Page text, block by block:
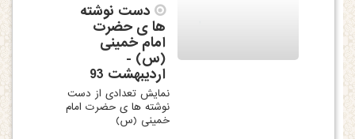
دست نوشته
ها ی حضرت
امام خمینی
(س) -
اردیبهشت 93
نمایش تعدادی از دست
نوشته ها ی حضرت امام
خمینی (س)